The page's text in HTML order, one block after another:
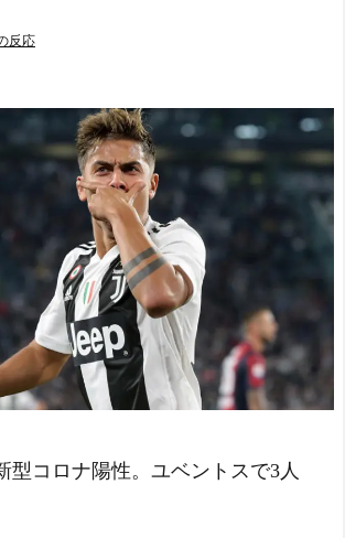
反応
型コロナ陽性。ユベントスで3人